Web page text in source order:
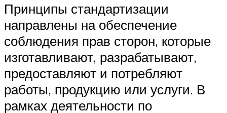
Принципы стандартизации
направлены на обеспечение
соблюдения прав сторон, которые
изготавливают, разрабатывают,
предоставляют и потребляют
работы, продукцию или услуги. В
рамках деятельности по